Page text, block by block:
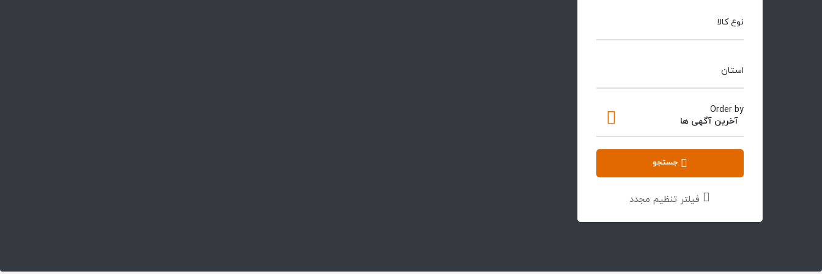
نوع کالا
استان
آخرین آگهی ها
Order by
جستجو
فیلتر تنظیم مجدد